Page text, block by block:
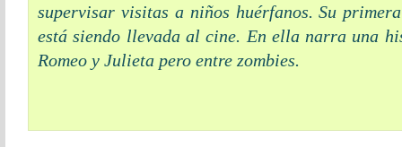
supervisar visitas a niños huérfanos. Su
está siendo llevada al cine. En ella narra una
Romeo y Julieta pero entre zombies.